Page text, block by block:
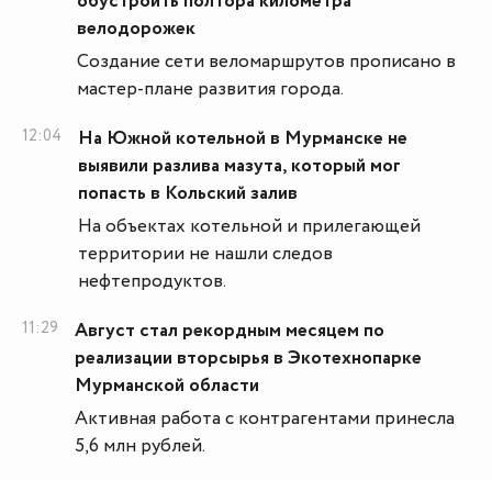
велодорожек
Создание сети веломаршрутов прописано в
мастер-плане развития города.
12:04
На Южной котельной в Мурманске не
выявили разлива мазута, который мог
попасть в Кольский залив
На объектах котельной и прилегающей
территории не нашли следов
нефтепродуктов.
11:29
Август стал рекордным месяцем по
реализации вторсырья в Экотехнопарке
Мурманской области
Активная работа с контрагентами принесла
5,6 млн рублей.